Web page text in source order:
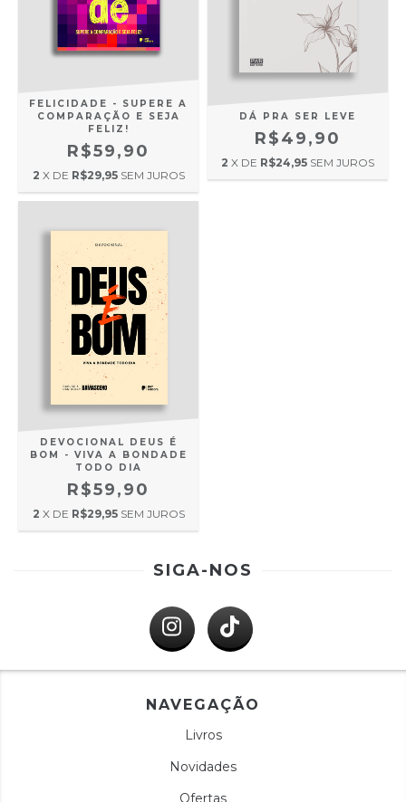
FELICIDADE - SUPERE A
COMPARAÇÃO E SEJA
FELIZ!
R$59,90
2 X DE R$29,95 SEM JUROS
DÁ PRA SER LEVE
R$49,90
2 X DE R$24,95 SEM JUROS
DEVOCIONAL DEUS É
BOM - VIVA A BONDADE
TODO DIA
R$59,90
2 X DE R$29,95 SEM JUROS
SIGA-NOS
NAVEGAÇÃO
Livros
Novidades
Ofertas